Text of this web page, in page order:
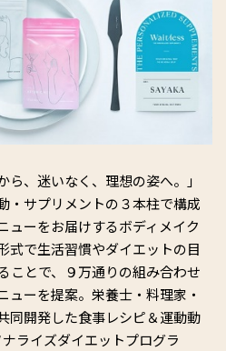
ら、迷いなく、理想の姿へ。」
・サプリメントの３本柱で構成
ューをお届けするボディメイク
式で生活習慣やダイエットの目
ことで、９万通りの組み合わせ
ューを提案。栄養士・料理家・
同開発した食事レシピ＆運動動
ライズダイエットプログラ